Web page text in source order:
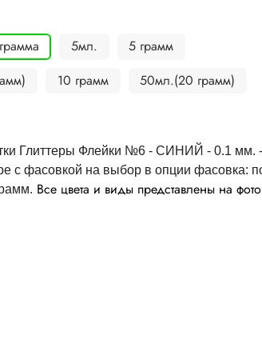
5мл.
5 грамм
10 грамм 50мл.(20 грамм)
Глиттеры Флейки №6 - СИНИЙ - 0.1 мм.
с фасовкой на выбор в опции фасовка:
. Все цвета и виды представлены на